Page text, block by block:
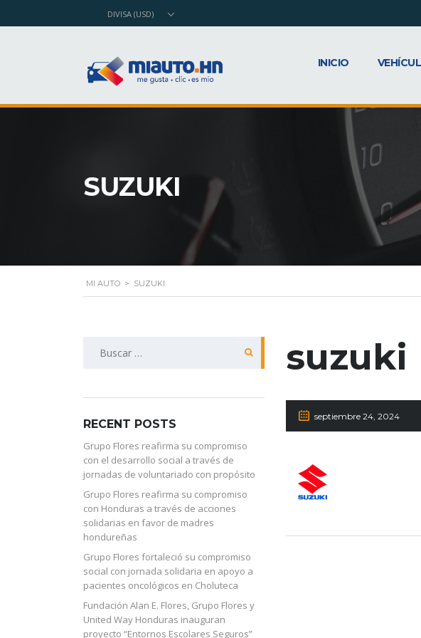
DIVISA (USD)
INICIO
SUZUKI
MI AUTO > SUZUKI
suzuki
septiembre 24, 2024
RECENT POSTS
Grupo Flores reafirma su compromiso
con el desarrollo social a través de
jornadas de voluntariado con propósito
Grupo Flores reafirma su compromiso
con Honduras a través de acciones
solidarias en favor de madres
hondureñas
Grupo Flores fortaleció su compromiso
social con jornada solidaria en apoyo a
pacientes oncológicos en Choluteca
Fundación Alan E. Flores, Grupo Flores y
United Way Honduras inauguran
proyecto “Entornos Escolares Seguros”